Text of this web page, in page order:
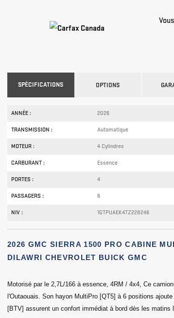
SPÉCIFICATIONS OPTIONS
ANNÉE : 2026
TRANSMISSION : Automatique
MOTEUR : 4 Cylindres
CARBURANT : Essence
PORTES : 4
PASSAGERS : 6
NIV : 1GTPUAEK4TZ228246
2026 GMC SIERRA 1500 PRO CABINE
DILAWRI CHEVROLET BUICK GMC
Motorisé par le 2,7L/166 à essence, 4RM / 4x4, Ce
l'Outaouais. Son hayon MultiPro [QT5] à 6 positions
[BTV] assurent un confort immédiat à bord dès les matins